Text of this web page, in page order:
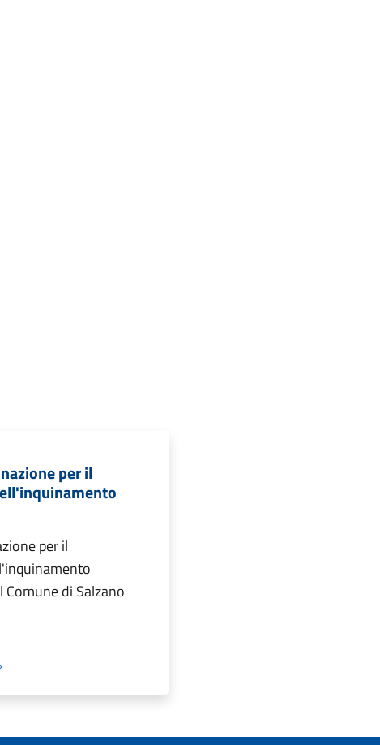
per il
per il
Comune di Salzano